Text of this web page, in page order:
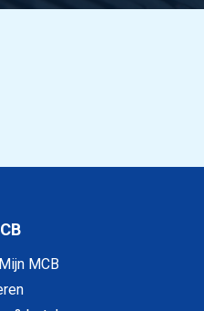
6060 T66 40x40x2,5 a 6 mtr
6060 T66 25x25x3 a 6 mtr
6060 T66 30x30x3 a 6 mtr
MCB